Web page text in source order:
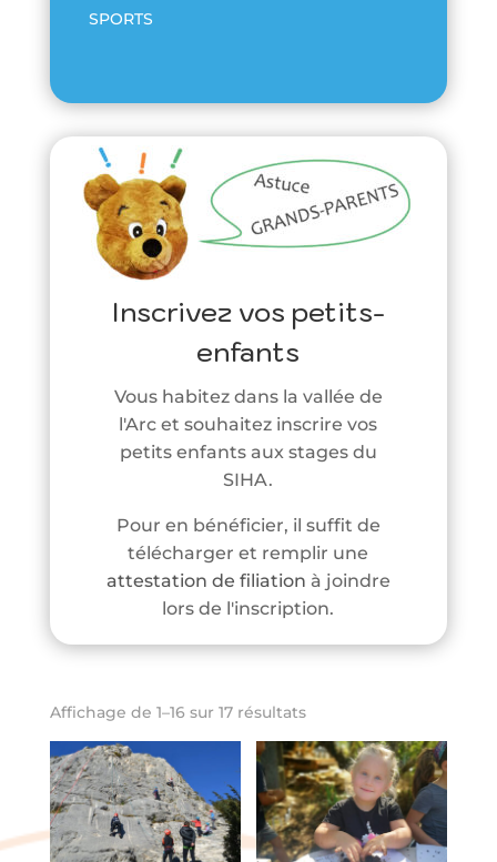
SPORTS
Inscrivez vos petits-
enfants
Vous habitez dans la vallée de
l'Arc et souhaitez inscrire vos
petits enfants aux stages du
SIHA.
Pour en bénéficier, il suffit de
télécharger et remplir une
attestation de filiation à joindre
lors de l'inscription.
Affichage de 1–16 sur 17 résultats